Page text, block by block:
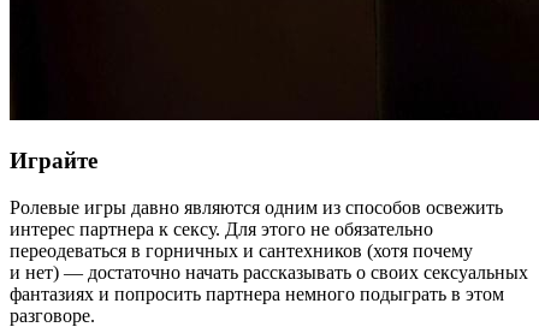
Играйте
Ролевые игры давно являются одним из способов освежить
интерес партнера к сексу. Для этого не обязательно
переодеваться в горничных и сантехников (хотя почему
и нет) — достаточно начать рассказывать о своих сексуальных
фантазиях и попросить партнера немного подыграть в этом
разговоре.